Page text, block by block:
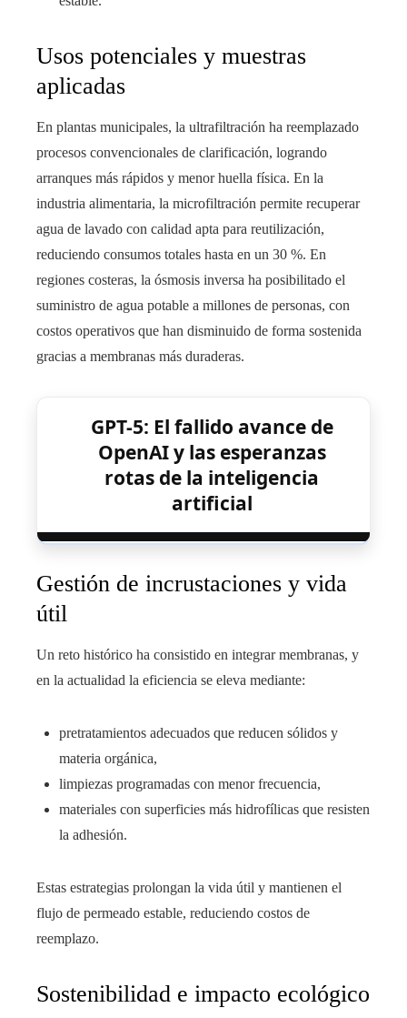
Usos potenciales y muestras
aplicadas
En plantas municipales, la ultrafiltración ha reemplazado
procesos convencionales de clarificación, logrando
arranques más rápidos y menor huella física. En la
industria alimentaria, la microfiltración permite recuperar
agua de lavado con calidad apta para reutilización,
reduciendo consumos totales hasta en un 30 %. En
regiones costeras, la ósmosis inversa ha posibilitado el
suministro de agua potable a millones de personas, con
costos operativos que han disminuido de forma sostenida
gracias a membranas más duraderas.
GPT-5: El fallido avance de
OpenAI y las esperanzas
rotas de la inteligencia
artificial
Gestión de incrustaciones y vida
útil
Un reto histórico ha consistido en integrar membranas, y
en la actualidad la eficiencia se eleva mediante:
pretratamientos adecuados que reducen sólidos y
materia orgánica,
limpiezas programadas con menor frecuencia,
materiales con superficies más hidrofílicas que resisten
la adhesión.
Estas estrategias prolongan la vida útil y mantienen el
flujo de permeado estable, reduciendo costos de
reemplazo.
Sostenibilidad e impacto ecológico